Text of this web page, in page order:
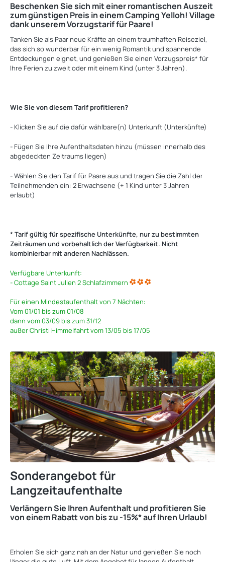
Beschenken Sie sich mit einer romantischen Auszeit
zum günstigen Preis in einem Camping Yelloh! Village
dank unserem Vorzugstarif für Paare!
Tanken Sie als Paar neue Kräfte an einem traumhaften Reiseziel,
das sich so wunderbar für ein wenig Romantik und spannende
Entdeckungen eignet, und genießen Sie einen Vorzugspreis* für
Ihre Ferien zu zweit oder mit einem Kind (unter 3 Jahren).
Wie Sie von diesem Tarif profitieren?
- Klicken Sie auf die dafür wählbare(n) Unterkunft (Unterkünfte)
- Fügen Sie Ihre Aufenthaltsdaten hinzu (müssen innerhalb des
abgedeckten Zeitraums liegen)
- Wählen Sie den Tarif für Paare aus und tragen Sie die Zahl der
Teilnehmenden ein: 2 Erwachsene (+ 1 Kind unter 3 Jahren
erlaubt)
* Tarif gültig für spezifische Unterkünfte, nur zu bestimmten
Zeiträumen und vorbehaltlich der Verfügbarkeit. Nicht
kombinierbar mit anderen Nachlässen.
Verfügbare Unterkunft:
- Cottage Saint Julien 2 Schlafzimmern
Für einen Mindestaufenthalt von 7 Nächten:
Vom 01/01 bis zum 01/08
dann vom 03/09 bis zum 31/12
außer Christi Himmelfahrt vom 13/05 bis 17/05
Sonderangebot für
Langzeitaufenthalte
Verlängern Sie Ihren Aufenthalt und profitieren Sie
von einem Rabatt von bis zu -15%* auf Ihren Urlaub!
Erholen Sie sich ganz nah an der Natur und genießen Sie noch